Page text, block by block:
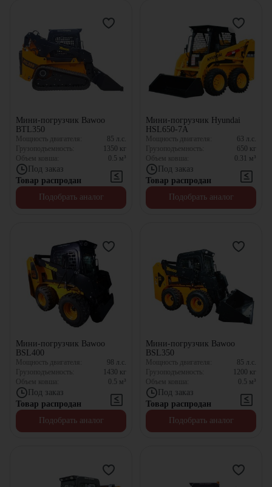
Мини-погрузчик Bawoo
BTL350
Мощность двигателя: 85 л.с.
Грузоподъемность:
1350 кг
Объем ковша:
0.5 м³
Под заказ
Товар распродан
Подобрать аналог
Мини-погрузчик Hyundai
HSL650-7A
Мощность двигателя: 63 л.с.
Грузоподъемность:
650 кг
Объем ковша:
0.31 м³
Под заказ
Товар распродан
Подобрать аналог
Мини-погрузчик Bawoo
BSL400
Мощность двигателя: 98 л.с.
Грузоподъемность:
1430 кг
Объем ковша:
0.5 м³
Под заказ
Товар распродан
Подобрать аналог
Мини-погрузчик Bawoo
BSL350
Мощность двигателя: 85 л.с.
Грузоподъемность:
1200 кг
Объем ковша:
0.5 м³
Под заказ
Товар распродан
Подобрать аналог